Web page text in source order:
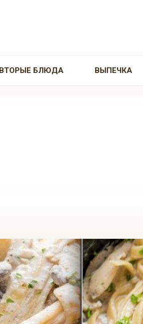
ВТОРЫЕ БЛЮДА ВЫПЕЧКА